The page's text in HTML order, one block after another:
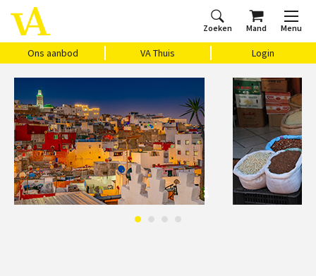
Zoeken Mand Menu
Ons aanbod VA Thuis Login
Home
Ons aanbod
Agenda
VAthuis
Over ons
Vragen?
Cadeaubon